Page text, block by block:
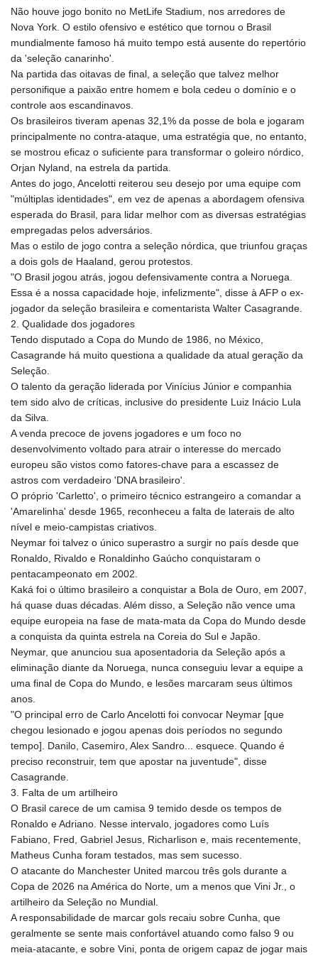
Não houve jogo bonito no MetLife Stadium, nos arredores de
Nova York. O estilo ofensivo e estético que tornou o Brasil
mundialmente famoso há muito tempo está ausente do repertório
da 'seleção canarinho'.
Na partida das oitavas de final, a seleção que talvez melhor
personifique a paixão entre homem e bola cedeu o domínio e o
controle aos escandinavos.
Os brasileiros tiveram apenas 32,1% da posse de bola e jogaram
principalmente no contra-ataque, uma estratégia que, no entanto,
se mostrou eficaz o suficiente para transformar o goleiro nórdico,
Orjan Nyland, na estrela da partida.
Antes do jogo, Ancelotti reiterou seu desejo por uma equipe com
"múltiplas identidades", em vez de apenas a abordagem ofensiva
esperada do Brasil, para lidar melhor com as diversas estratégias
empregadas pelos adversários.
Mas o estilo de jogo contra a seleção nórdica, que triunfou graças
a dois gols de Haaland, gerou protestos.
"O Brasil jogou atrás, jogou defensivamente contra a Noruega.
Essa é a nossa capacidade hoje, infelizmente", disse à AFP o ex-
jogador da seleção brasileira e comentarista Walter Casagrande.
2. Qualidade dos jogadores
Tendo disputado a Copa do Mundo de 1986, no México,
Casagrande há muito questiona a qualidade da atual geração da
Seleção.
O talento da geração liderada por Vinícius Júnior e companhia
tem sido alvo de críticas, inclusive do presidente Luiz Inácio Lula
da Silva.
A venda precoce de jovens jogadores e um foco no
desenvolvimento voltado para atrair o interesse do mercado
europeu são vistos como fatores-chave para a escassez de
astros com verdadeiro 'DNA brasileiro'.
O próprio 'Carletto', o primeiro técnico estrangeiro a comandar a
'Amarelinha' desde 1965, reconheceu a falta de laterais de alto
nível e meio-campistas criativos.
Neymar foi talvez o único superastro a surgir no país desde que
Ronaldo, Rivaldo e Ronaldinho Gaúcho conquistaram o
pentacampeonato em 2002.
Kaká foi o último brasileiro a conquistar a Bola de Ouro, em 2007,
há quase duas décadas. Além disso, a Seleção não vence uma
equipe europeia na fase de mata-mata da Copa do Mundo desde
a conquista da quinta estrela na Coreia do Sul e Japão.
Neymar, que anunciou sua aposentadoria da Seleção após a
eliminação diante da Noruega, nunca conseguiu levar a equipe a
uma final de Copa do Mundo, e lesões marcaram seus últimos
anos.
"O principal erro de Carlo Ancelotti foi convocar Neymar [que
chegou lesionado e jogou apenas dois períodos no segundo
tempo]. Danilo, Casemiro, Alex Sandro... esquece. Quando é
preciso reconstruir, tem que apostar na juventude", disse
Casagrande.
3. Falta de um artilheiro
O Brasil carece de um camisa 9 temido desde os tempos de
Ronaldo e Adriano. Nesse intervalo, jogadores como Luís
Fabiano, Fred, Gabriel Jesus, Richarlison e, mais recentemente,
Matheus Cunha foram testados, mas sem sucesso.
O atacante do Manchester United marcou três gols durante a
Copa de 2026 na América do Norte, um a menos que Vini Jr., o
artilheiro da Seleção no Mundial.
A responsabilidade de marcar gols recaiu sobre Cunha, que
geralmente se sente mais confortável atuando como falso 9 ou
meia-atacante, e sobre Vini, ponta de origem capaz de jogar mais